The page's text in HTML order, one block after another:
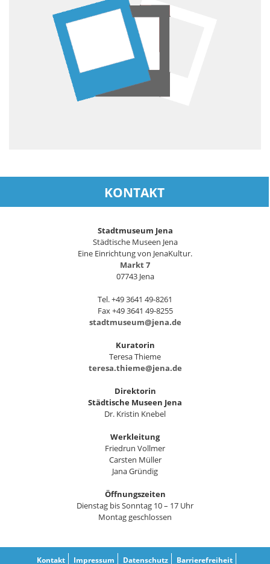
KONTAKT
Stadtmuseum Jena
Städtische Museen Jena
Eine Einrichtung von JenaKultur.
Markt 7
07743 Jena
Tel. +49 3641 49-8261
Fax +49 3641 49-8255
stadtmuseum@jena.de
Kuratorin
Teresa Thieme
teresa.thieme@jena.de
Direktorin
Städtische Museen Jena
Dr. Kristin Knebel
Werkleitung
Friedrun Vollmer
Carsten Müller
Jana Gründig
Öffnungszeiten
Dienstag bis Sonntag 10 – 17 Uhr
Montag geschlossen
Kontakt Impressum Datenschutz Barrierefreiheit